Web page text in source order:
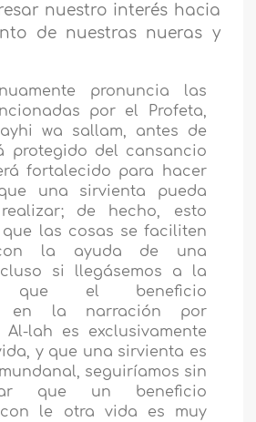
nuestro interés hacia
de nuestras nueras y
pronuncia las
por el Profeta,
wa sallam, antes de
protegido del cansancio
fortalecido para hacer
una sirvienta pueda
de hecho, esto
las cosas se faciliten
la ayuda de una
si llegásemos a la
que el beneficio
en la narración por
lah es exclusivamente
y que una sirvienta es
seguiríamos sin
que un beneficio
le otra vida es muy